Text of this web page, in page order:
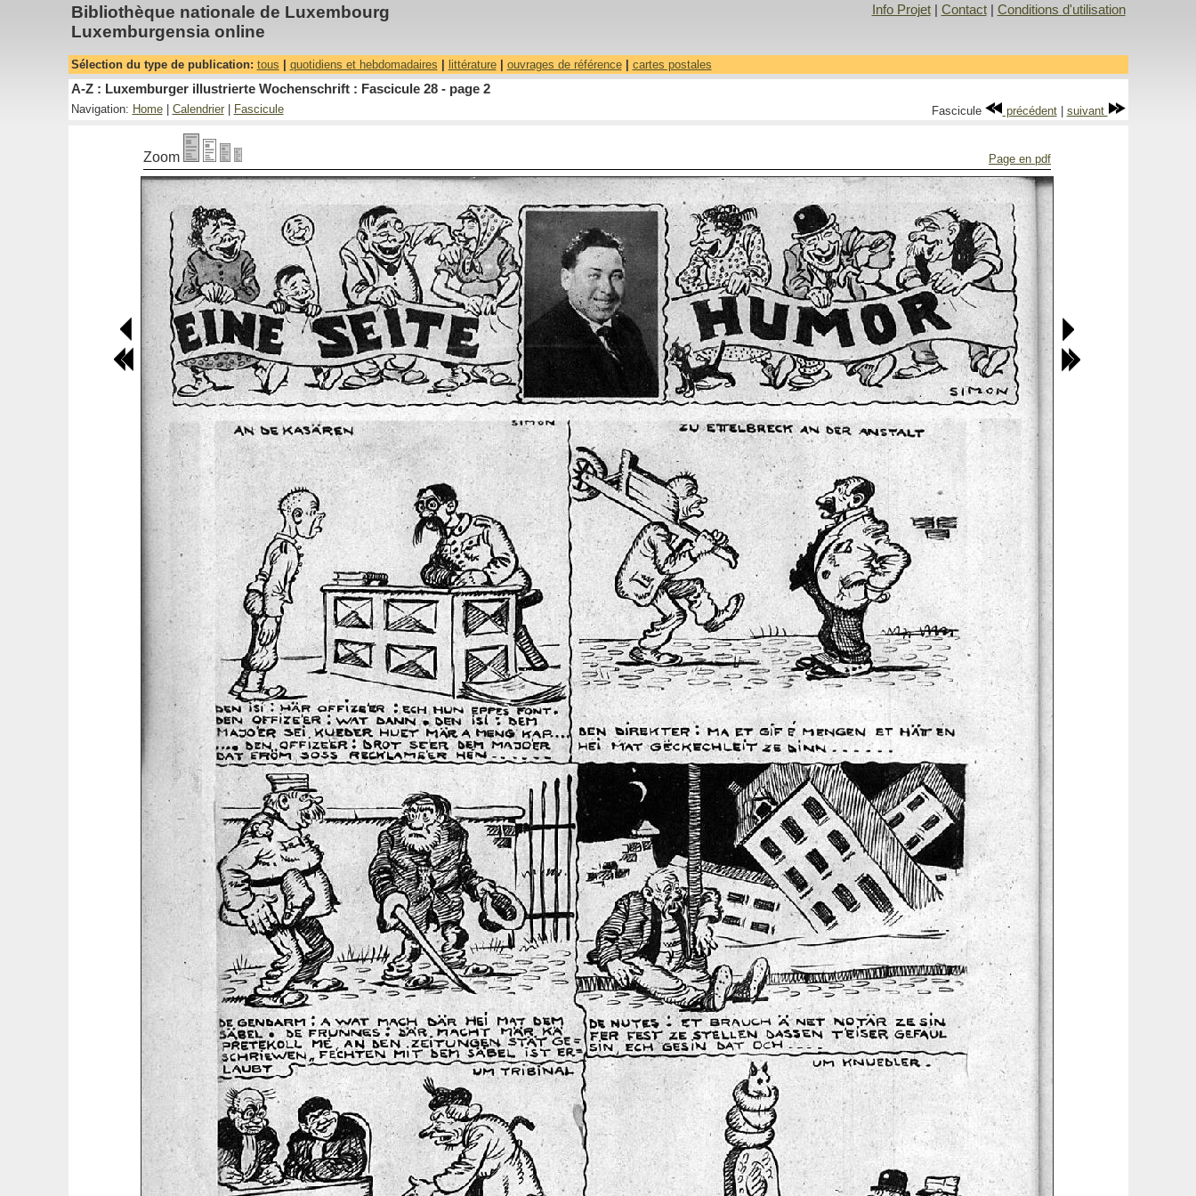
Bibliothèque nationale de Luxembourg
Luxemburgensia online
Info Projet| Contact| Conditions d'utilisation
Sélection du type de publication: tous quotidiens et hebdomadaires littérature| ouvrages de référence| cartes postales
A-Z : Luxemburger illustrierte Wochenschrift : Fascicule 28 - page 2
Navigation: Home| Calendrier| Fascicule Fascicule précédent| suivant
Zoom Page en pdf